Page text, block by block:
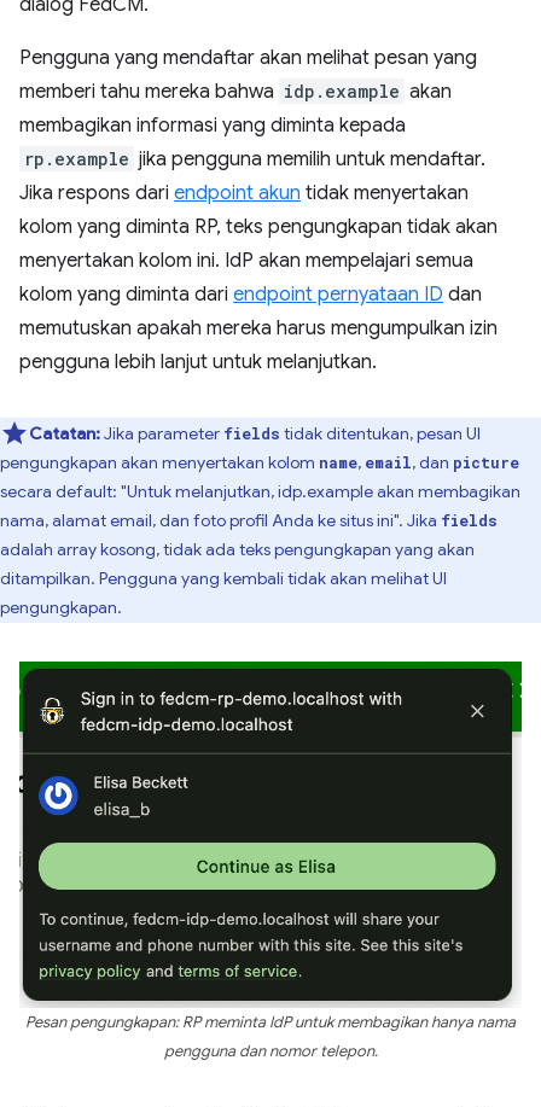
Pengguna yang mendaftar akan melihat pesan yang
memberi tahu mereka bahwa idp.example akan
membagikan informasi yang diminta kepada
rp.example jika pengguna memilih untuk mendaftar.
Jika respons dari endpoint akun tidak menyertakan
kolom yang diminta RP, teks pengungkapan tidak akan
menyertakan kolom ini. IdP akan mempelajari semua
kolom yang diminta dari endpoint pernyataan ID dan
memutuskan apakah mereka harus mengumpulkan izin
pengguna lebih lanjut untuk melanjutkan.
Catatan:Jika parameter fields tidak ditentukan, pesan UI
pengungkapan akan menyertakan kolom name, email, dan picture
secara default: "Untuk melanjutkan, idp.example akan membagikan
nama, alamat email, dan foto profil Anda ke situs ini". Jika fields
adalah array kosong, tidak ada teks pengungkapan yang akan
ditampilkan. Pengguna yang kembali tidak akan melihat UI
pengungkapan.
Pesan pengungkapan: RP meminta IdP untuk membagikan hanya nama
pengguna dan nomor telepon.